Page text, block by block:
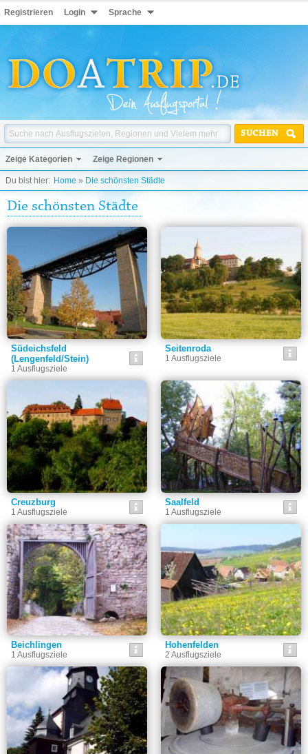
Registrieren Login Sprache
SUCHEN
Zeige Kategorien Zeige Regionen
Du bist hier: Home » Die schönsten Städte
Die schönsten Städte
Südeichsfeld
(Lengenfeld/Stein)
1 Ausflugsziele
Seitenroda
1 Ausflugsziele
Creuzburg
1 Ausflugsziele
Saalfeld
1 Ausflugsziele
Beichlingen
1 Ausflugsziele
Hohenfelden
2 Ausflugsziele